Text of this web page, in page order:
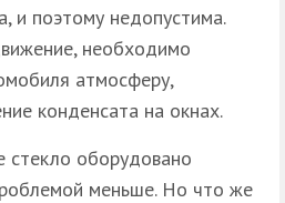
и поэтому недопустима.
необходимо
атмосферу,
конденсата на окнах.
оборудовано
меньше. Но что же